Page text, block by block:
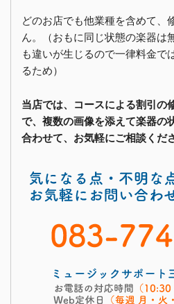
どのお店でも他業種を含めて、
ん。（おもに同じ状態の楽器は
も違いが生じるので一律料金で
るため）
当店では、コースによる割引の
で、複数の画像を添えて楽器の
合わせて、お気軽にご相談くだ